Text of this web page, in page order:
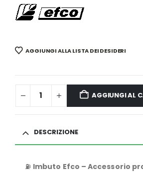
AGGIUNGI ALLA LISTA DEI DESIDERI
AGGIUNGI AL
DESCRIZIONE
⛽ Imbuto Efco – Accessorio